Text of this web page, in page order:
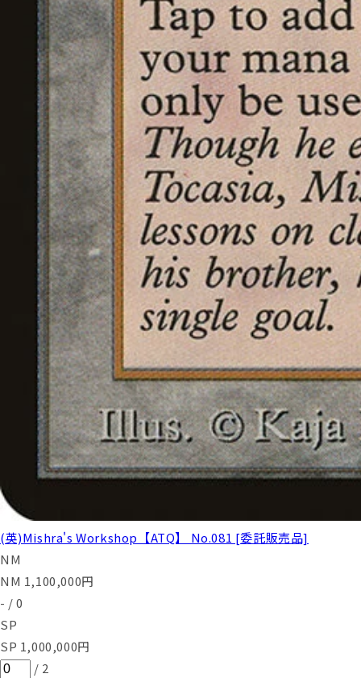
(英)Mishra's Workshop【ATQ】 No.081 [委託販売品]
NM
NM 1,100,000円
- / 0
SP
SP 1,000,000円
/ 2